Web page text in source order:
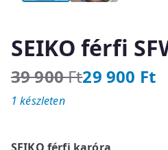
SEIKO férfi
39 900Ft
O
r
29 900 Ft
C
u
1 készleten